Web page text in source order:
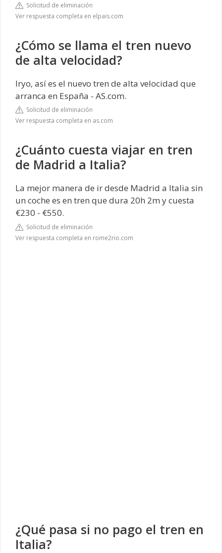
Solicitud de eliminación
Ver respuesta completa en elpais.com
¿Cómo se llama el tren nuevo
de alta velocidad?
Iryo, así es el nuevo tren de alta velocidad que
arranca en España - AS.com.
Solicitud de eliminación
Ver respuesta completa en as.com
¿Cuánto cuesta viajar en tren
de Madrid a Italia?
La mejor manera de ir desde Madrid a Italia sin
un coche es en tren que dura 20h 2m y cuesta
€230 - €550.
Solicitud de eliminación
Ver respuesta completa en rome2rio.com
¿Qué pasa si no pago el tren en
Italia?